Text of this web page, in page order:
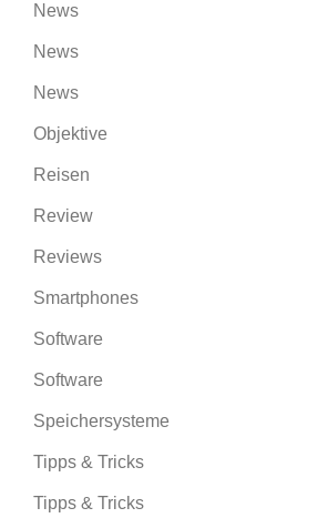
News
News
News
Objektive
Reisen
Review
Reviews
Smartphones
Software
Software
Speichersysteme
Tipps & Tricks
Tipps & Tricks